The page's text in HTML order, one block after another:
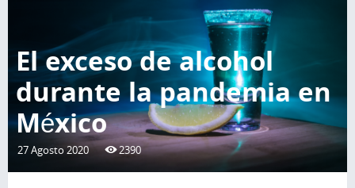
El exceso de alcohol
durante la pandemia en
México
27 Agosto 2020 2390